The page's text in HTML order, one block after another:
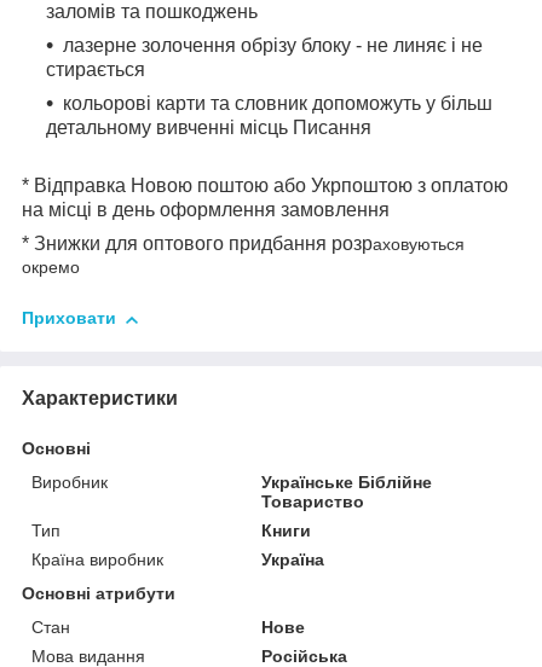
заломів та пошкоджень
лазерне золочення обрізу блоку - не линяє і не
стирається
кольорові карти та словник допоможуть у більш
детальному вивченні місць Писання
* Відправка Новою поштою або Укрпоштою з оплатою
на місці в день оформлення замовлення
* Знижки для оптового придбання розраховуються
окремо
Приховати
Характеристики
Основні
Виробник
Українське Біблійне
Товариство
Тип
Книги
Країна виробник
Україна
Основні атрибути
Стан
Нове
Мова видання
Російська